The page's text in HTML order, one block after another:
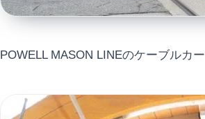
POWELL MASON LINEのケーブルカー